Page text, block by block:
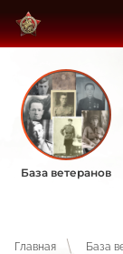
База ветеранов
Главная База